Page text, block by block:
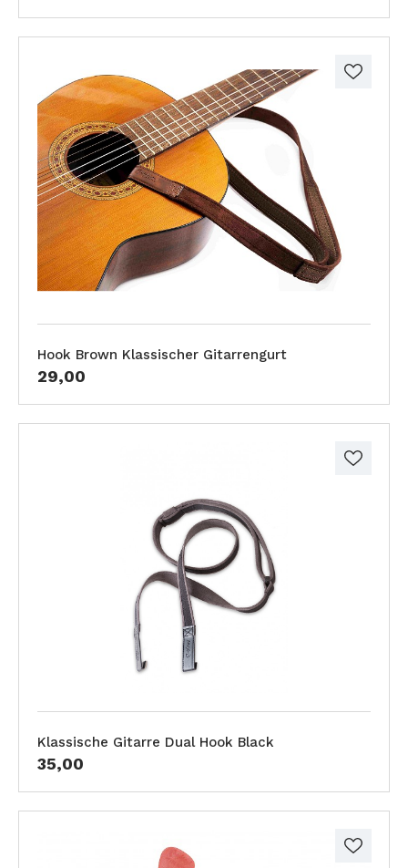
Hook Brown Klassischer Gitarrengurt
29,00
Klassische Gitarre Dual Hook Black
35,00